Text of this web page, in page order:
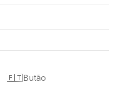
🇧🇹Butão